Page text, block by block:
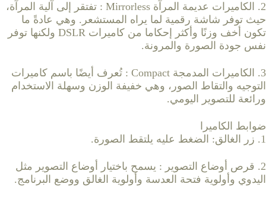
2. الكاميرات عديمة المرآة Mirrorless : تفتقر إلى آلية المرآة،
حيث توفر شاشة رقمية لما يراه المستشعر. وهي عادةً ما
تكون أخف وزنًا وأكثر إحكاما من كاميرات DSLR ولكنها توفر
نفس جودة الصورة والمرونة.
3. الكاميرات المدمجة Compact : تُعرف أيضًا باسم كاميرات
التوجيه والتقاط الصور، وهي خفيفة الوزن وسهلة الاستخدام
ورائعة للتصوير اليومي.
ضوابط الكاميرا
1. زر الغالق: الضغط عليه يلتقط الصورة.
2. قرص أوضاع التصوير : يسمح باختيار أوضاع التصوير مثل
اليدوي وأولوية فتحة العدسة وأولوية الغالق ووضع البرنامج.